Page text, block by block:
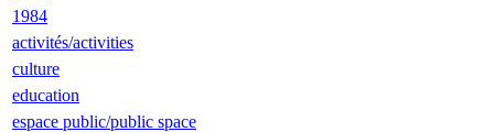
1984
activités/activities
culture
education
espace public/public space